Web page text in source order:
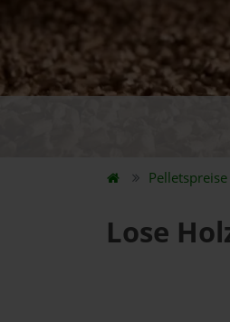
Pelletspreise
Lose